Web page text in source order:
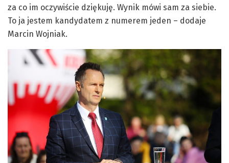
za co im oczywiście dziękuję. Wynik mówi sam za siebie.
To ja jestem kandydatem z numerem jeden – dodaje
Marcin Wojniak.